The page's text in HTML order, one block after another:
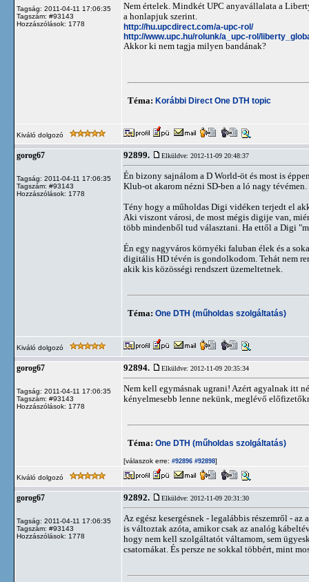
Tagság: 2011-04-11 17:06:35
Tagszám: #93143
Hozzászólások: 1778
Nem értelek. Mindkét UPC anyavállalata a
a honlapjuk szerint.
http://hu.upcdirect.com/a-upc-rol/
http://www.upc.hu/rolunk/a_upc-rol/
Akkor ki nem tagja milyen bandának?
Téma: Korábbi Direct One DTH topic
Kiváló dolgozó
gorog67
Tagság: 2011-04-11 17:06:35
Tagszám: #93143
Hozzászólások: 1778
92899. Elküldve: 2012-11-09 20:48:37
Én bizony sajnálom a D World-öt és most is
Klub-ot akarom nézni SD-ben a ló nagy tévémen.
Tény hogy a műholdas Digi vidéken terjedt el
Aki viszont városi, de most mégis digije van,
több mindenből tud választani. Ha ettől a Digi
Én egy nagyváros környéki faluban élek és a
digitális HD tévén is gondolkodom. Tehát nem
akik kis közösségi rendszert üzemeltetnek.
Téma: One DTH (műholdas szolgáltatás)
Kiváló dolgozó
gorog67
Tagság: 2011-04-11 17:06:35
Tagszám: #93143
Hozzászólások: 1778
92894. Elküldve: 2012-11-09 20:35:34
Nem kell egymásnak ugrani! Azért agyalnak itt
kényelmesebb lenne nekünk, meglévő
Téma: One DTH (műholdas szolgáltatás)
[válaszok erre: #92896 #92898]
Kiváló dolgozó
gorog67
Tagság: 2011-04-11 17:06:35
Tagszám: #93143
Hozzászólások: 1778
92892. Elküldve: 2012-11-09 20:31:30
Az egész kesergésnek - legalábbis részemről -
is változtak azóta, amikor csak az analóg
hogy nem kell szolgáltatót váltamom, sem
csatornákat. És persze ne sokkal többért, mint